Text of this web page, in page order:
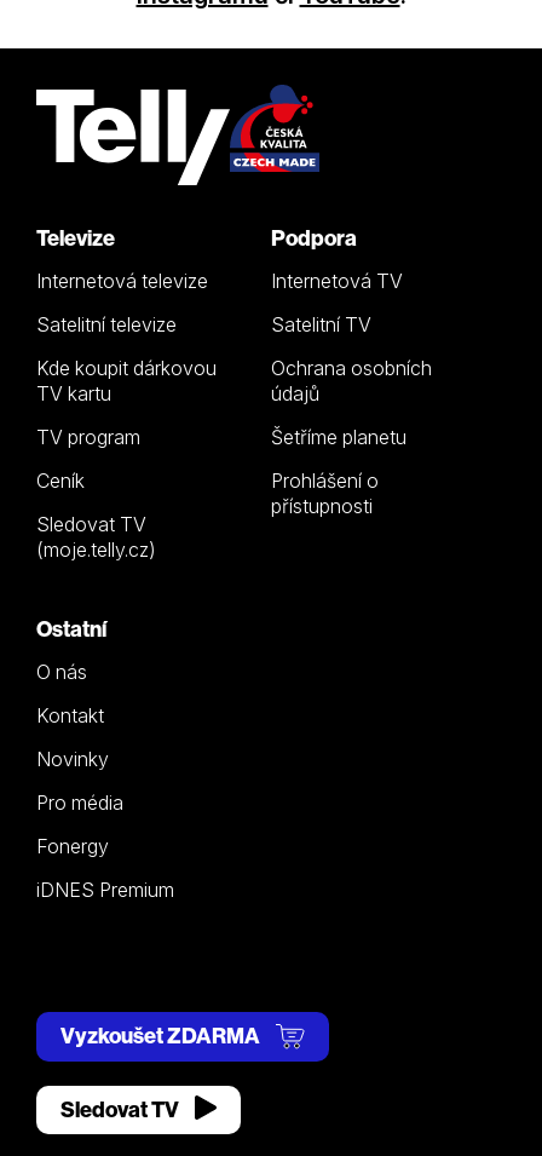
Televize
Internetová televize
Satelitní televize
Kde koupit dárkovou
TV kartu
TV program
Ceník
Sledovat TV
(moje.telly.cz)
Podpora
Internetová TV
Satelitní TV
Ochrana osobních
údajů
Šetříme planetu
Prohlášení o
přístupnosti
Ostatní
O nás
Kontakt
Novinky
Pro média
Fonergy
iDNES Premium
Vyzkoušet ZDARMA
Sledovat TV